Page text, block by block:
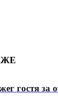
гостя за